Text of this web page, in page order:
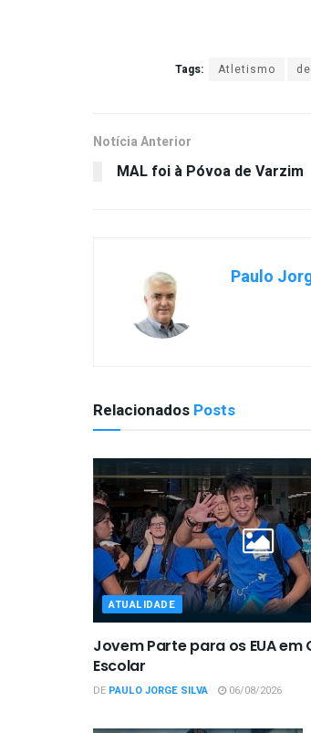
Tags: Atletismo
Notícia Anterior
MAL foi à Póvoa de Varzim
Paulo
Relacionados Posts
ATUALIDADE
Jovem Parte para os EUA em
Escolar
DE PAULO JORGE SILVA 06/08/2026